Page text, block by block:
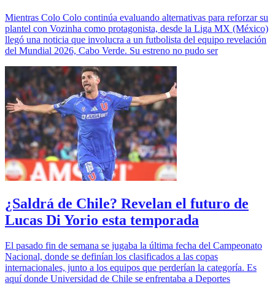
Mientras Colo Colo continúa evaluando alternativas para reforzar su
plantel con Vozinha como protagonista, desde la Liga MX (México)
llegó una noticia que involucra a un futbolista del equipo revelación
del Mundial 2026, Cabo Verde. Su estreno no pudo ser
¿Saldrá de Chile? Revelan el futuro de
Lucas Di Yorio esta temporada
El pasado fin de semana se jugaba la última fecha del Campeonato
Nacional, donde se definían los clasificados a las copas
internacionales, junto a los equipos que perderían la categoría. Es
aquí donde Universidad de Chile se enfrentaba a Deportes